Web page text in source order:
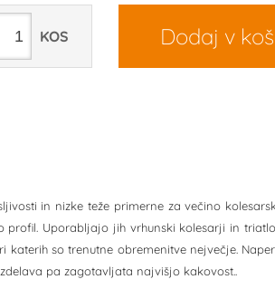
Dodaj v
KOS
in nizke teže primerne za večino
Uporabljajo jih vrhunski kolesarji in
so trenutne obremenitve nejvečje.
pa zagotavljata najvišjo kakovost..